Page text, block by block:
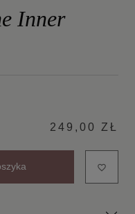
Inner
249,00 ZŁ
favorite_border